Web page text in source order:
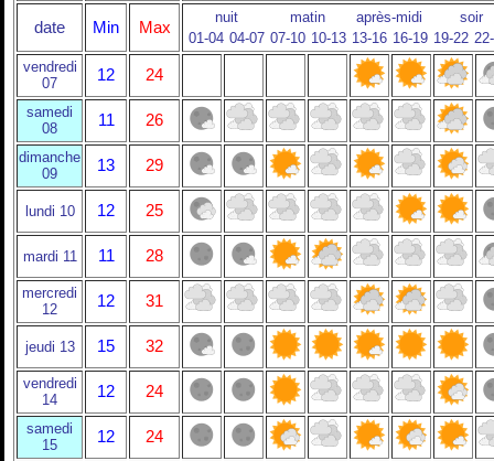
date Min Max
nuit matin après-midi
soir
01-04 04-07 07-10 10-13 13-16 16-19 19-22
vendredi
07
12 24
samedi
08
11 26
dimanche
09
13 29
lundi 10 12 25
mardi 11 11 28
mercredi
12
12 31
jeudi 13 15 32
vendredi
14
12 24
samedi
15
12 24